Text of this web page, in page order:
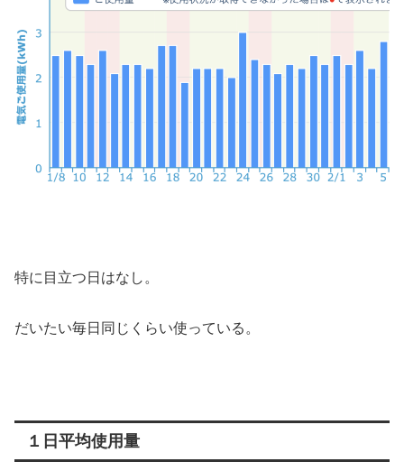
特に目立つ日はなし。
だいたい毎日同じくらい使っている。
１日平均使用量